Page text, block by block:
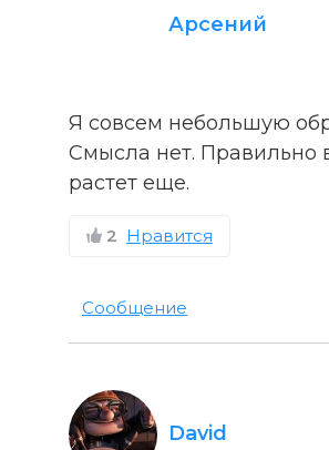
Арсений
Я совсем небольшую
Смысла нет. Правильно
растет еще.
2 Нравится
Сообщение
David